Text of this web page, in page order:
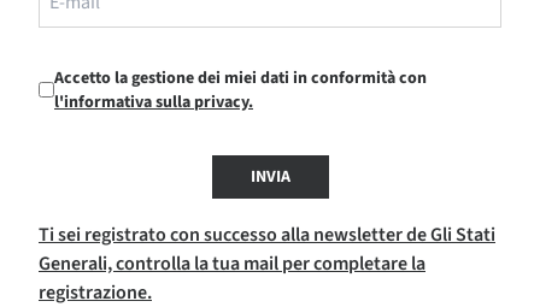
Accetto la gestione dei miei dati in conformità con
l'informativa sulla privacy.
INVIA
Ti sei registrato con successo alla newsletter de Gli Stati
Generali, controlla la tua mail per completare la
registrazione.